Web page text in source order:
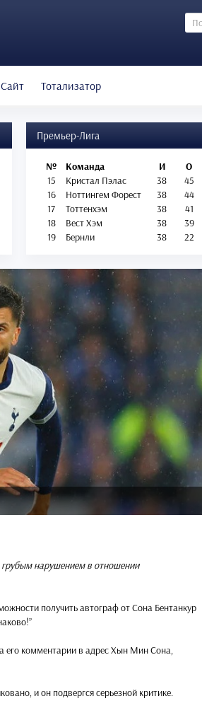
Сайт Тотализатор
Премьер-Лига
№ Команда И
О
15
Кристал Пэлас 38
45
16
Ноттингем Форест 38
44
17
Тоттенхэм 38
41
18
Вест Хэм 38
39
19
Бернли 38 22
грубым нарушением в отношении
получить автограф от Сона Бентанкур
его комментарии в адрес Хын Мин Сона,
и он подвергся серьезной критике.